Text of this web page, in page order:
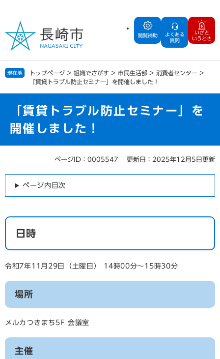
の
で
す
ー
ば
し
閲覧補助
よくある
質問
いざと
いうとき
現在地 トップページ > 組織でさがす > 市民生活部 > 消費者センター >
「賃貸トラブル防止セミナー」を開催しました！
「賃貸トラブル防止セミナー」を
開催しました！
ページID：0005547 更新日：2025年12月5日更新
ページ内目次
日時
令和7年11月29日（土曜日） 14時00分～15時30分
場所
メルカつきまち5F 会議室
主催